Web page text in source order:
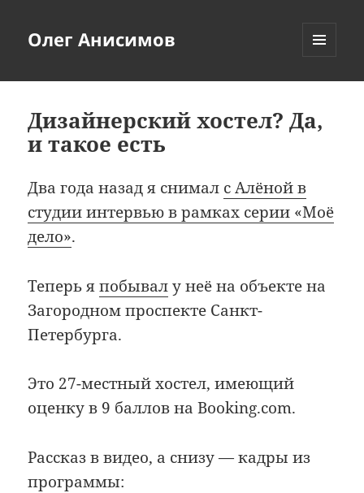
Олег Анисимов
Дизайнерский хостел? Да,
и такое есть
Два года назад я снимал с Алёной в
студии интервью в рамках серии «Моё
дело».
Теперь япобывалу неё на объекте на
Загородном проспекте Санкт-
Петербурга.
Это 27-местный хостел, имеющий
оценку в 9 баллов на Booking.com.
Рассказ в видео, а снизу — кадры из
программы: